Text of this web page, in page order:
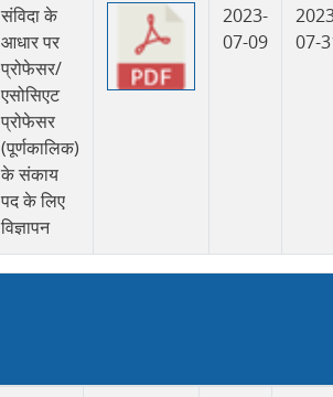
संविदा के
आधार पर
प्रोफेसर/
एसोसिएट
प्रोफेसर
(पूर्णकालिक)
के संकाय
पद के लिए
विज्ञापन
2023-
07-09
07-